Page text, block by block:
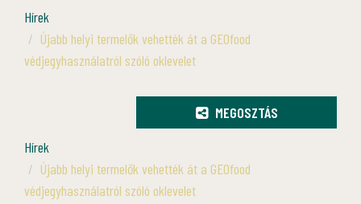
Hírek
Újabb helyi termelők vehették át a GEOfood
védjegyhasználatról szóló oklevelet
MEGOSZTÁS
Hírek
Újabb helyi termelők vehették át a GEOfood
védjegyhasználatról szóló oklevelet